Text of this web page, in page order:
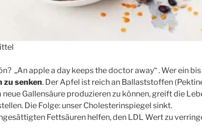
„An apple a day keeps the doctor away“ . Wer ein
zu senken. Der Apfel ist reich an Ballaststoffen
Gallensäure produzieren zu können, greift die
Die Folge: unser Cholesterinspiegel sinkt.
Fettsäuren helfen, den LDL Wert zu